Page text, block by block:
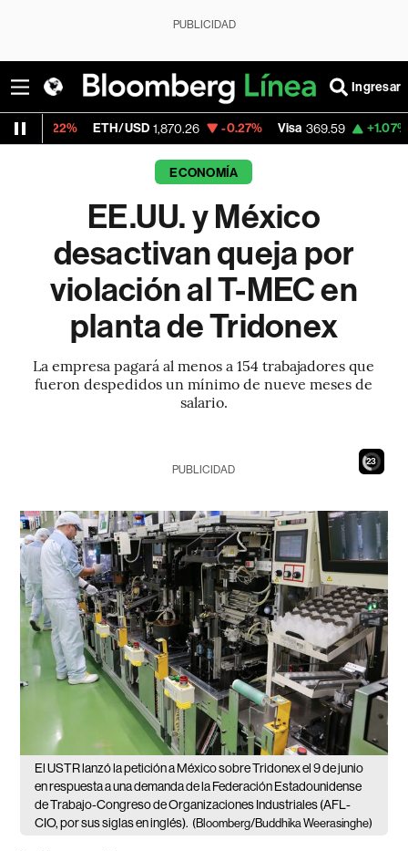
PUBLICIDAD
Ingresar
ETH/USD 1,870.26 -0.27% Visa 369.59 +1.07%
ECONOMÍA
EE.UU. y México
desactivan queja por
violación al T-MEC en
planta de Tridonex
La empresa pagará al menos a 154 trabajadores que
fueron despedidos un mínimo de nueve meses de
salario.
21
PUBLICIDAD
El USTR lanzó la petición a México sobre Tridonex el 9 de junio
en respuesta a una demanda de la Federación Estadounidense
de Trabajo-Congreso de Organizaciones Industriales (AFL-
CIO, por sus siglas en inglés). (Bloomberg/Buddhika Weerasinghe)